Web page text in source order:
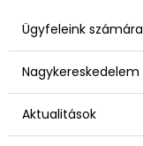
Ügyfeleink számára
Nagykereskedelem
Aktualitások